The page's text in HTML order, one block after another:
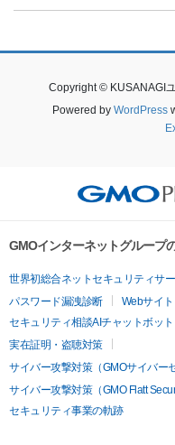
Copyright © KUSANAGI
Powered by WordPress
GMOインターネットグループ
世界初総合ネットセキュリティサ
パスワード漏洩診断
Webサイ
セキュリティ相談AIチャットボット
実在証明・盗聴対策
サイバー攻撃対策（GMOサイバー
サイバー攻撃対策（GMO Flatt
セキュリティ事業の軌跡